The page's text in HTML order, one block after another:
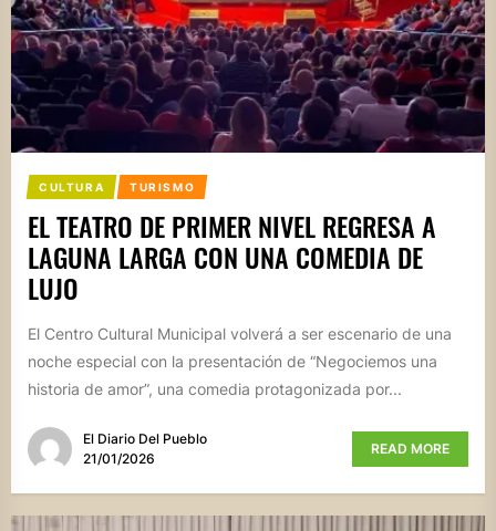
CULTURA TURISMO
EL TEATRO DE PRIMER NIVEL REGRESA A
LAGUNA LARGA CON UNA COMEDIA DE
LUJO
El Centro Cultural Municipal volverá a ser escenario de una
noche especial con la presentación de “Negociemos una
historia de amor”, una comedia protagonizada por...
El Diario Del Pueblo
21/01/2026
READ MORE